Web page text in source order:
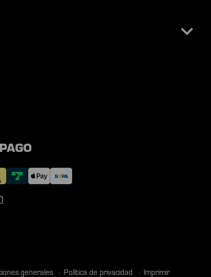
generales Política de privacidad Imprimir